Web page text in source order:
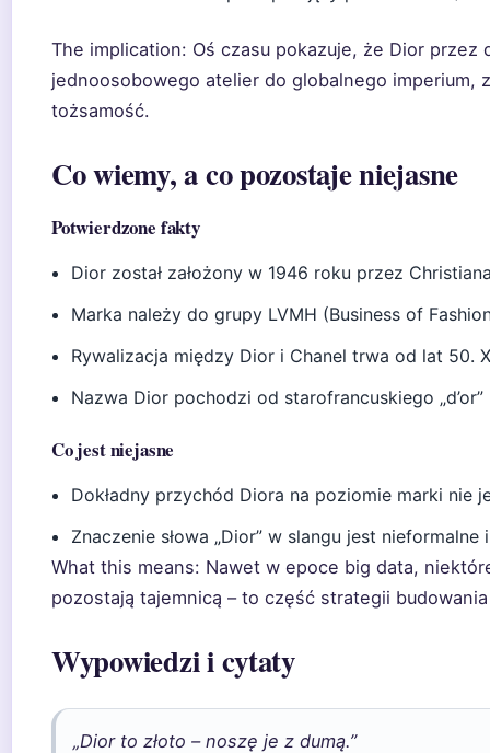
The implication: Oś czasu pokazuje, że Dior przez
jednoosobowego atelier do globalnego imperium,
tożsamość.
Co wiemy, a co pozostaje niejasne
Potwierdzone fakty
Dior został założony w 1946 roku przez
Marka należy do grupy LVMH (Business of
Rywalizacja między Dior i Chanel trwa od lat 50.
Nazwa Dior pochodzi od starofrancuskiego
Co jest niejasne
Dokładny przychód Diora na poziomie marki nie
Znaczenie słowa „Dior” w slangu jest
What this means: Nawet w epoce big data,
pozostają tajemnicą – to część strategii
Wypowiedzi i cytaty
„Dior to złoto – noszę je z dumą.”